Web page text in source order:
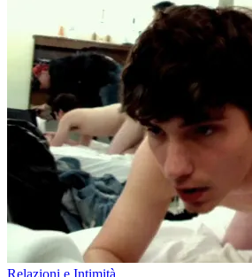
Relazioni e Intimità